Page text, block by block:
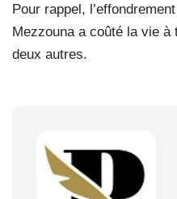
Pour rappel,
Mezzouna a coûté la vie
deux autres.